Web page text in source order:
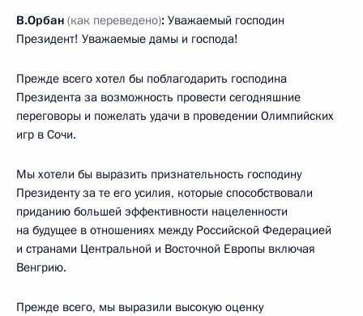
В.Орбан (как переведено): Уважаемый господин
Президент! Уважаемые дамы и господа!
Прежде всего хотел бы поблагодарить господина
Президента за возможность провести сегодняшние
переговоры и пожелать удачи в проведении Олимпийских
игр в Сочи.
Мы хотели бы выразить признательность господину
Президенту за те его усилия, которые способствовали
приданию большей эффективности нацеленности
на будущее в отношениях между Российской Федерацией
и странами Центральной и Восточной Европы включая
Венгрию.
Прежде всего, мы выразили высокую оценку